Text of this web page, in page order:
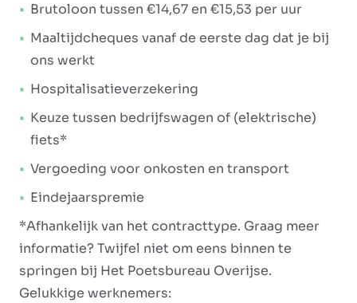
Brutoloon tussen €14,67 en €15,53 per uur
Maaltijdcheques vanaf de eerste dag dat je bij
ons werkt
Hospitalisatieverzekering
Keuze tussen bedrijfswagen of (elektrische)
fiets*
Vergoeding voor onkosten en transport
Eindejaarspremie
*Afhankelijk van het contracttype. Graag meer
informatie? Twijfel niet om eens binnen te
springen bij Het Poetsbureau Overijse.
Gelukkige werknemers: